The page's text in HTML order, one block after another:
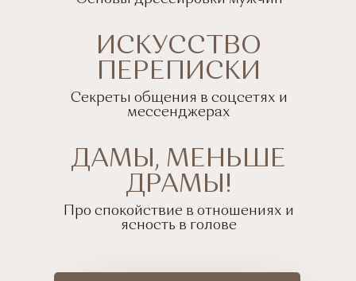
СКАЧАТЬ
ИСКУССТВО
ПЕРЕПИСКИ
Секреты общения в соцсетях и
мессенджерах
ДАМЫ, МЕНЬШЕ
ДРАМЫ!
Про спокойствие в отношениях и
ясность в голове